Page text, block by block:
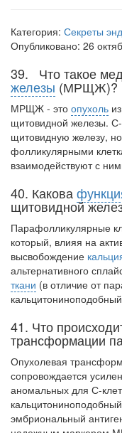
Закон о праве
реанимации внесен в
бесплатно, в
Категория: Секреты
Опубликовано: 26
39. Что такое
железы (МРЩЖ)?
МРЩЖ - это опухоль
щитовидной железы. С-
щитовидную железу,
фолликулярными
взаимодействуют с
40. Какова
щитовидной
Парафолликулярные
который, влияя на
высвобождение
альтернативного
ткани (в отличие от
41. Что
трансформации
Опухолевая
сопровождается
аномальных для С-
эмбриональный